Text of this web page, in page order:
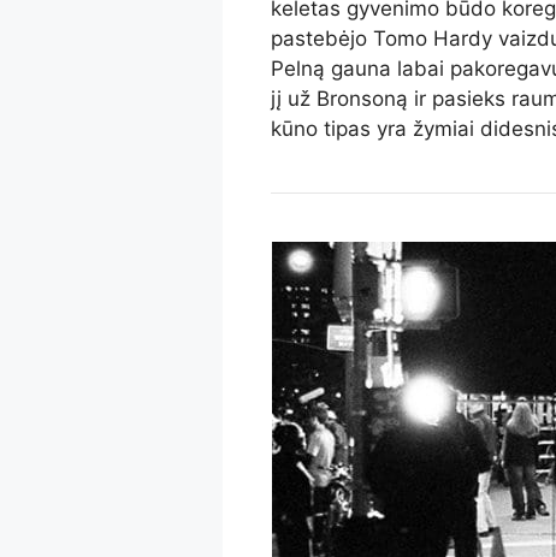
keletas gyvenimo būdo
pastebėjo Tomo Hardy
Pelną gauna labai
jį už Bronsoną ir pasieks
kūno tipas yra žymiai